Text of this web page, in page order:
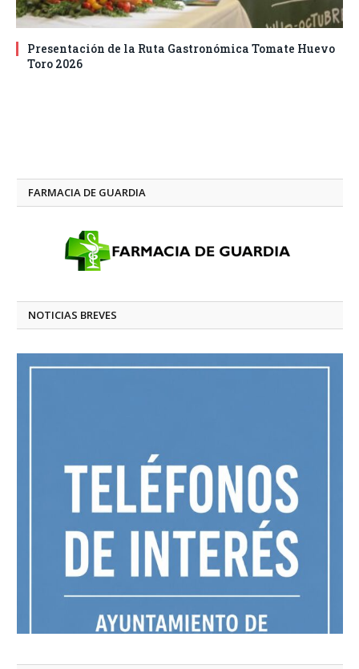
Presentación de la Ruta Gastronómica Tomate Huevo
Toro 2026
FARMACIA DE GUARDIA
NOTICIAS BREVES